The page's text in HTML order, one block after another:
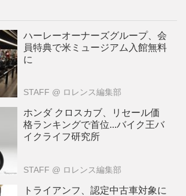
ハーレーオーナーズグループ、会
員特典で米ミュージアム入館無料
に
STAFF @ ロレンス編集部
ホンダ クロスカブ、リセール価
格ランキングで首位...バイク王バ
イクライフ研究所
STAFF @ ロレンス編集部
トライアンフ、認定中古車対象に